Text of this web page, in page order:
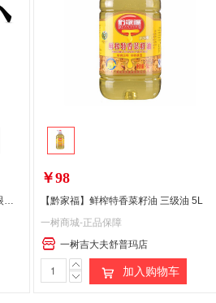
疆、西藏、内蒙古、宁夏、海南、青海)不发货
海伦凯勒太阳镜墨镜 女士偏光太阳眼镜简约开车防紫外线护目镜H8710N21T
￥98
【黔家福】鲜榨特香菜籽油 三级油 5L
一树商城-正品保障
一树吉大夫舒普玛店
加入购物车